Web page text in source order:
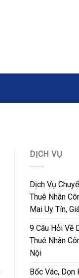
DỊCH VỤ
Dịch Vụ
Thuê Nhân
Mai Uy Tín,
9 Câu Hỏi Về
Thuê Nhân
Nội
Bốc Vác, Dọn